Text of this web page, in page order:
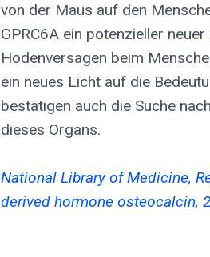
von der Maus auf den
GPRC6A ein potenzieller
Hodenversagen beim
ein neues Licht auf die
bestätigen auch die Suche
dieses Organs.
National Library of Medicine,
derived hormone osteocalcin,